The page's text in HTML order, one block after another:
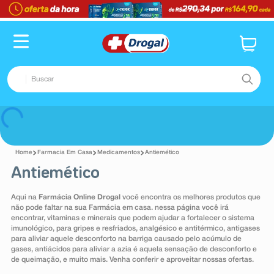
Buscar
Farmacia Em Casa Medicamentos Antiemético
Antiemético
Aqui na Farmácia Online Drogal você encontra os melhores produtos que
não pode faltar na sua Farmácia em casa. nessa página você irá
encontrar, vitaminas e minerais que podem ajudar a fortalecer o sistema
imunológico, para gripes e resfriados, analgésico e antitérmico, antigases
para aliviar aquele desconforto na barriga causado pelo acúmulo de
gases, antiácidos para aliviar a azia é aquela sensação de desconforto e
de queimação, e muito mais. Venha conferir e aproveitar nossas ofertas.
TERMOS MAIS BUSCADOS
1º fralda
2º dipirona
3
4º
6º desodorante
7º esmalte
8º teste gravidez
9º absorvente
10ºshampoo
TERMOS MAIS BUSCADOS
dipirona
3º lenço umedecido
4º tadalafila
5º minoxidil
6º desodorante
º
esmalte